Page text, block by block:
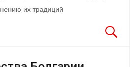
их традиций